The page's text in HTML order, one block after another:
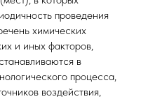
проведения
химических
и иных факторов,
в
процесса,
воздействия,